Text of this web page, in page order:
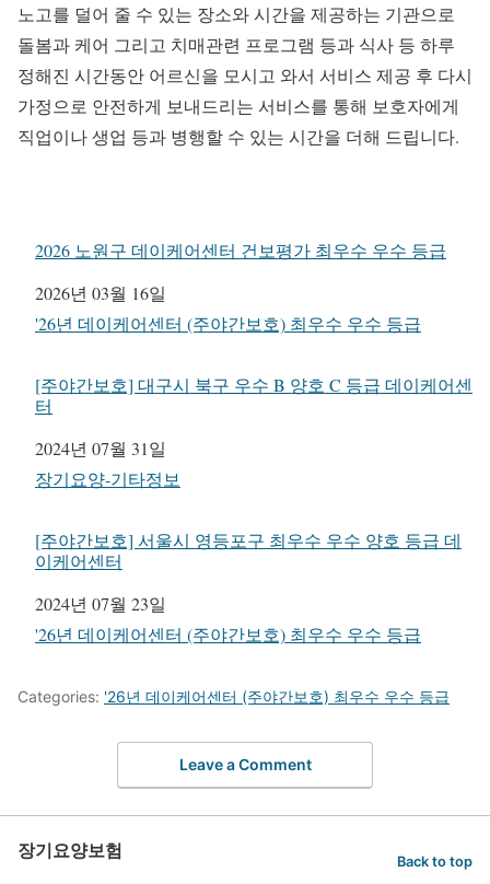
노고를 덜어 줄 수 있는 장소와 시간을 제공하는 기관으로
돌봄과 케어 그리고 치매관련 프로그램 등과 식사 등 하루
정해진 시간동안 어르신을 모시고 와서 서비스 제공 후 다시
가정으로 안전하게 보내드리는 서비스를 통해 보호자에게
직업이나 생업 등과 병행할 수 있는 시간을 더해 드립니다.
2026 노원구 데이케어센터 건보평가 최우수 우수 등급
일자
2026년 03월 16일
관련 항목
'26년 데이케어센터 (주야간보호) 최우수 우수 등급
[주야간보호] 대구시 북구 우수 B 양호 C 등급 데이케어센
터
일자
2024년 07월 31일
관련 항목
장기요양-기타정보
[주야간보호] 서울시 영등포구 최우수 우수 양호 등급 데
이케어센터
일자
2024년 07월 23일
관련 항목
'26년 데이케어센터 (주야간보호) 최우수 우수 등급
Categories: '26년 데이케어센터 (주야간보호) 최우수 우수 등급
Leave a Comment
장기요양보험 Back to top